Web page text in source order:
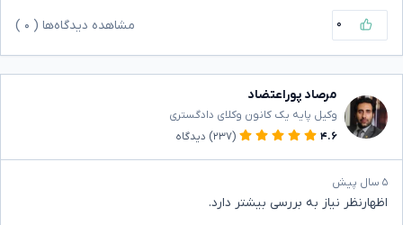
۰ مشاهده دیدگاه‌ها ( ۰
مرصاد پوراعتضاد
وکیل پایه یک کانون وکلای دادگستری
۴.۶
(۲۳۷) دیدگاه
۵ سال پیش
اظهارنظر نیاز به بررسی بیشتر دارد.